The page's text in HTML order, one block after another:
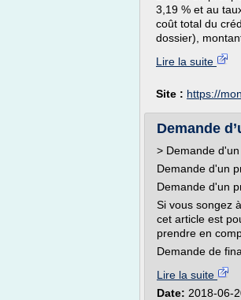
3,19 % et au
coût total du
dossier),
Lire la suite
Site : https://
Demande
> Demande
Demande d'un
Demande d'un
Si vous songez
cet article est
prendre en
Demande de
Lire la suite
Date: 2018-06-